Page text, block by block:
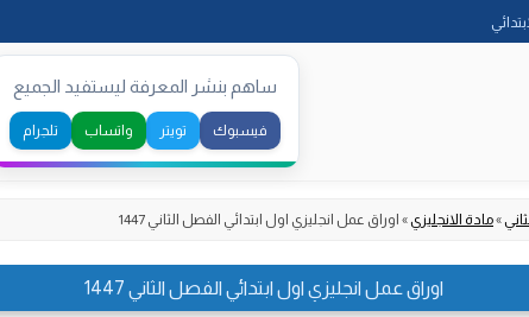
to
content
ساهم بنشر المعرفة ليستفيد الجميع
فيسبوك تويتر واتساب تلجرام
»مادة الانجليزي » اوراق عمل انجليزي اول ابتدائي الفصل الثاني 1447
اوراق عمل انجليزي اول ابتدائي الفصل الثاني 1447